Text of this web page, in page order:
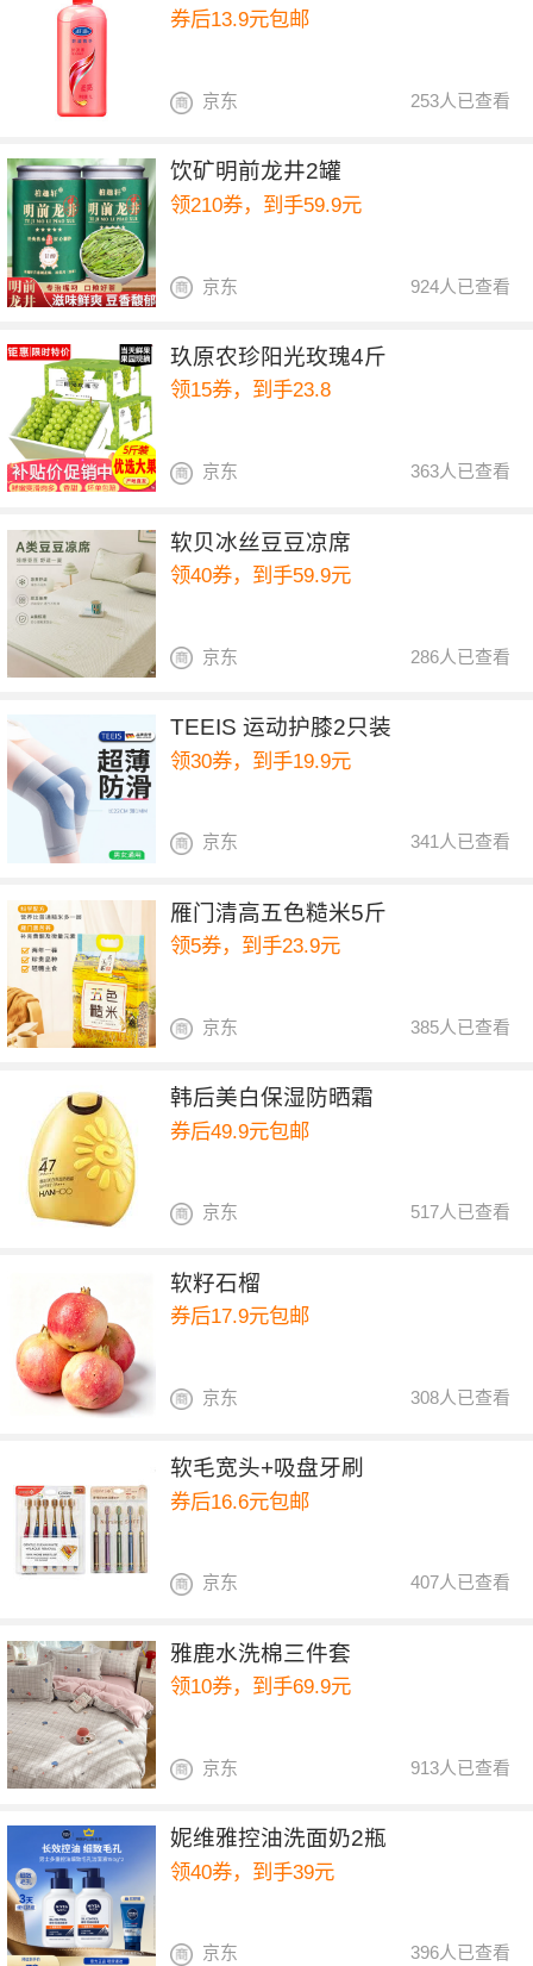
券后13.9元包邮
253人已查看
京东
饮矿明前龙井2罐
领210券，到手59.9元
924人已查看
京东
玖原农珍阳光玫瑰4斤
领15券，到手23.8
363人已查看
京东
软贝冰丝豆豆凉席
领40券，到手59.9元
286人已查看
京东
TEEIS 运动护膝2只装
领30券，到手19.9元
341人已查看
京东
雁门清高五色糙米5斤
领5券，到手23.9元
385人已查看
京东
韩后美白保湿防晒霜
券后49.9元包邮
517人已查看
京东
软籽石榴
券后17.9元包邮
308人已查看
京东
软毛宽头+吸盘牙刷
券后16.6元包邮
407人已查看
京东
雅鹿水洗棉三件套
领10券，到手69.9元
913人已查看
京东
妮维雅控油洗面奶2瓶
领40券，到手39元
396人已查看
京东